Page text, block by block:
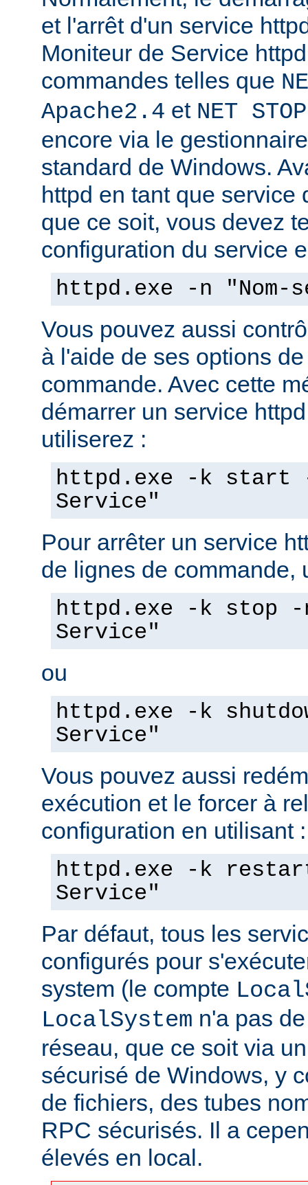
et l'arrêt d'un service
Moniteur de Service
commandes telles que
Apache2.4 et NET
encore via le
standard de Windows.
httpd en tant que service
que ce soit, vous devez
configuration du service
httpd.exe -n
Vous pouvez aussi
à l'aide de ses options
commande. Avec cette
démarrer un service
utiliserez :
httpd.exe -k start -
Service"
Pour arrêter un service
de lignes de commande,
httpd.exe -k stop -
Service"
ou
httpd.exe -k
Service"
Vous pouvez aussi
exécution et le forcer à
configuration en utilisant :
httpd.exe -k
Service"
Par défaut, tous les
configurés pour
system (le compte
LocalSystem n'a pas
réseau, que ce soit via
sécurisé de Windows, y
de fichiers, des tubes
RPC sécurisés. Il a
élevés en local.